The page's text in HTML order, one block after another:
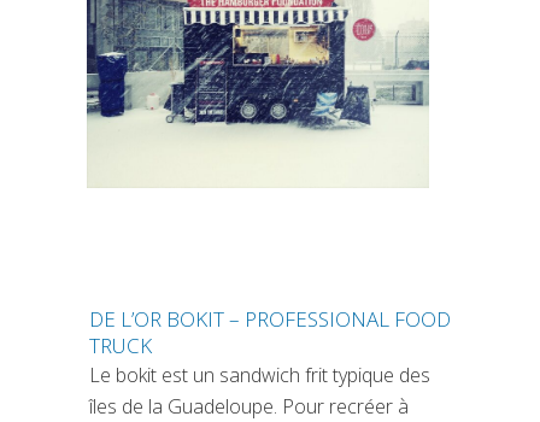
DE L’OR BOKIT – PROFESSIONAL FOOD
TRUCK
Le bokit est un sandwich frit typique des
îles de la Guadeloupe. Pour recréer à